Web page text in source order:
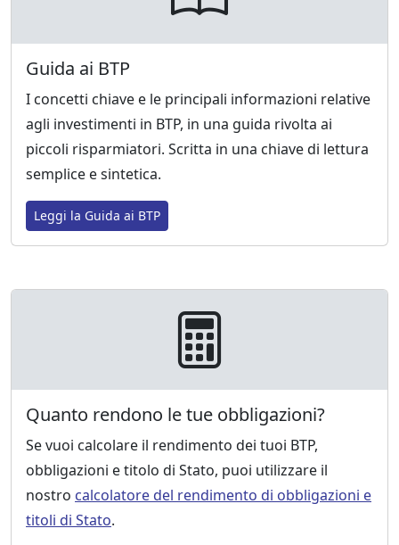
Guida ai BTP
I concetti chiave e le principali informazioni relative
agli investimenti in BTP, in una guida rivolta ai
piccoli risparmiatori. Scritta in una chiave di lettura
semplice e sintetica.
Leggi la Guida ai BTP
Quanto rendono le tue obbligazioni?
Se vuoi calcolare il rendimento dei tuoi BTP,
obbligazioni e titolo di Stato, puoi utilizzare il
nostro calcolatore del rendimento di obbligazioni e
titoli di Stato.